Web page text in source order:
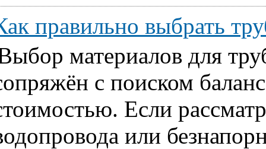
правильно выбрать
материалов для
с поиском
Если
или